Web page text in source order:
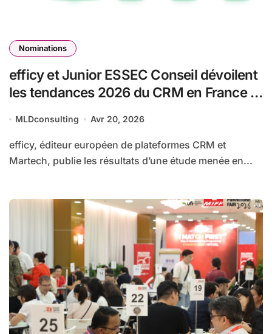
Nominations
efficy et Junior ESSEC Conseil dévoilent
les tendances 2026 du CRM en France :
des données en tête de leurs priorités
MLDconsulting Avr 20, 2026
efficy, éditeur européen de plateformes CRM et
Martech, publie les résultats d’une étude menée en...